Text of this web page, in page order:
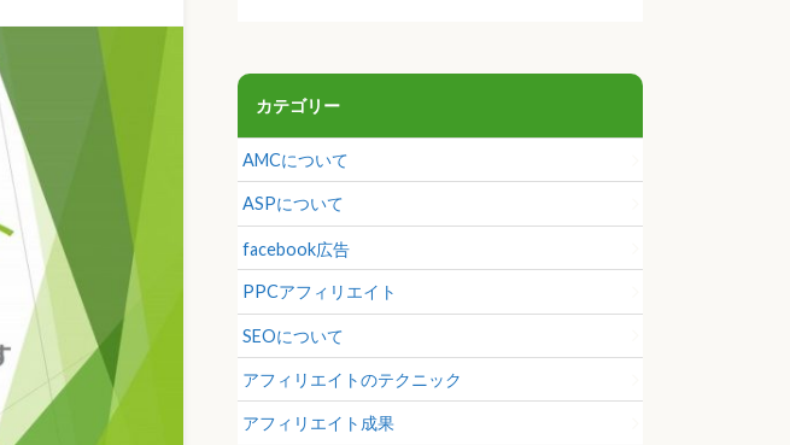
カテゴリー
AMCについて
ASPについて
facebook広告
PPCアフィリエイト
SEOについて
アフィリエイトのテクニック
アフィリエイト成果